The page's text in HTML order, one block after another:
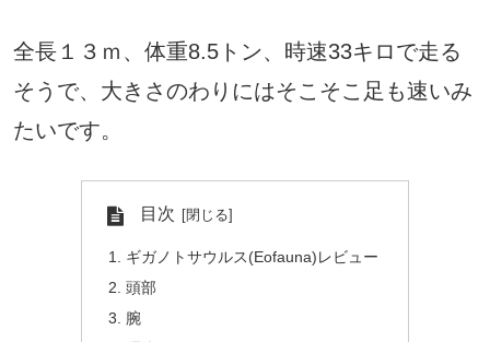
全長１３ｍ、体重8.5トン、時速33キロで走る
そうで、大きさのわりにはそこそこ足も速いみ
たいです。
目次
ギガノトサウルス(Eofauna)レビュー
頭部
腕